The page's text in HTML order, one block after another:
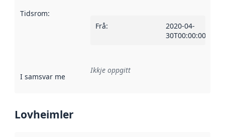
Tidsrom:
Frå:
2020-04-
30T00:00:00Z
I samsvar med Referanse til ei implementeringsregel eller
Ikkje oppgitt
Lovheimler